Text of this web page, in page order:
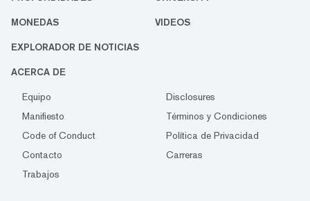
MONEDAS VIDEOS
EXPLORADOR DE NOTICIAS
ACERCA DE
Equipo
Disclosures
Manifiesto
Términos y Condiciones
Code of Conduct
Política de Privacidad
Contacto
Carreras
Trabajos